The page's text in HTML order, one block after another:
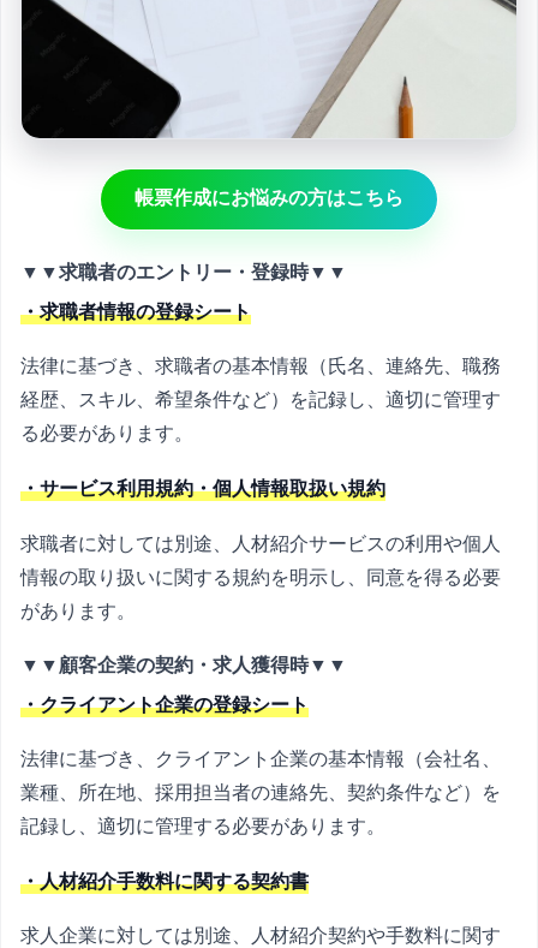
帳票作成にお悩みの方はこちら
▼▼求職者のエントリー・登録時▼▼
・求職者情報の登録シート
法律に基づき、求職者の基本情報（氏名、連絡先、職務
経歴、スキル、希望条件など）を記録し、適切に管理す
る必要があります。
・サービス利用規約・個人情報取扱い規約
求職者に対しては別途、人材紹介サービスの利用や個人
情報の取り扱いに関する規約を明示し、同意を得る必要
があります。
▼▼顧客企業の契約・求人獲得時▼▼
・クライアント企業の登録シート
法律に基づき、クライアント企業の基本情報（会社名、
業種、所在地、採用担当者の連絡先、契約条件など）を
記録し、適切に管理する必要があります。
・人材紹介手数料に関する契約書
求人企業に対しては別途、人材紹介契約や手数料に関す